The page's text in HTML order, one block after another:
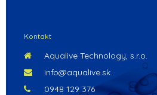
Kontakt
Aqualive Technology, s.r.o.
info@aqualive.sk
0948 129 376